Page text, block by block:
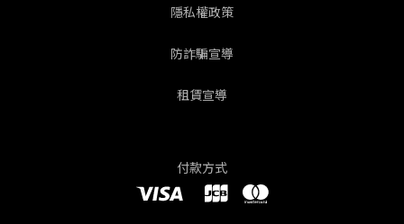
付款方式
隱私權政策
防詐騙宣導
租賃宣導